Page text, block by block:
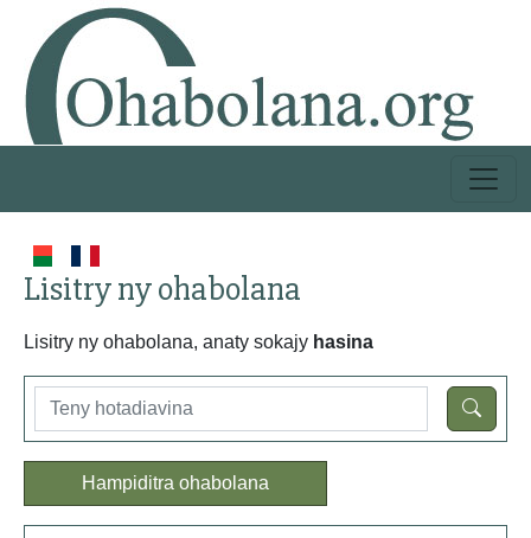
Lisitry ny ohabolana
Lisitry ny ohabolana, anaty sokajy hasina
Hampiditra ohabolana